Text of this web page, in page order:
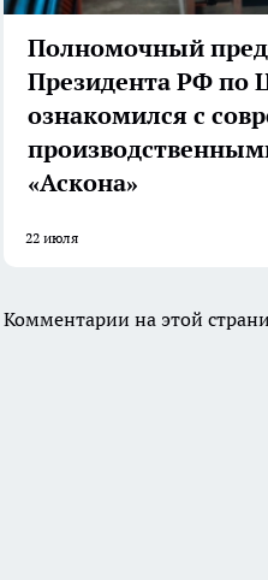
Полномочный
Президента РФ по
ознакомился с
«Аскона»
22 июля
Комментарии на этой